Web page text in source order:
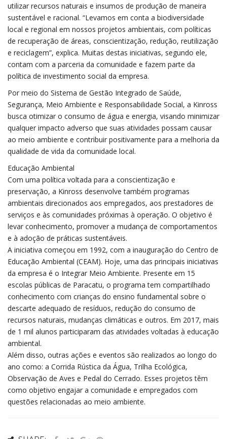
utilizar recursos naturais e insumos de produção de maneira
sustentável e racional. “Levamos em conta a biodiversidade
local e regional em nossos projetos ambientais, com políticas
de recuperação de áreas, conscientização, redução, reutilização
e reciclagem”, explica. Muitas destas iniciativas, segundo ele,
contam com a parceria da comunidade e fazem parte da
política de investimento social da empresa.
Por meio do Sistema de Gestão Integrado de Saúde,
Segurança, Meio Ambiente e Responsabilidade Social, a Kinross
busca otimizar o consumo de água e energia, visando minimizar
qualquer impacto adverso que suas atividades possam causar
ao meio ambiente e contribuir positivamente para a melhoria da
qualidade de vida da comunidade local.
Educação Ambiental
Com uma política voltada para a conscientização e
preservação, a Kinross desenvolve também programas
ambientais direcionados aos empregados, aos prestadores de
serviços e às comunidades próximas à operação. O objetivo é
levar conhecimento, promover a mudança de comportamentos
e à adoção de práticas sustentáveis.
A iniciativa começou em 1992, com a inauguração do Centro de
Educação Ambiental (CEAM). Hoje, uma das principais iniciativas
da empresa é o Integrar Meio Ambiente. Presente em 15
escolas públicas de Paracatu, o programa tem compartilhado
conhecimento com crianças do ensino fundamental sobre o
descarte adequado de resíduos, redução do consumo de
recursos naturais, mudanças climáticas e outros. Em 2017, mais
de 1 mil alunos participaram das atividades voltadas à educação
ambiental.
Além disso, outras ações e eventos são realizados ao longo do
ano como: a Corrida Rústica da Água, Trilha Ecológica,
Observação de Aves e Pedal do Cerrado. Esses projetos têm
como objetivo engajar a comunidade e empregados com
questões relacionadas ao meio ambiente.